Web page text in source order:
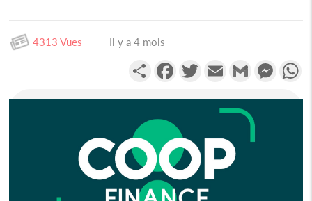
4313 Vues Il y a 4 mois
PartagerFacebookTwitterEmail Gmail